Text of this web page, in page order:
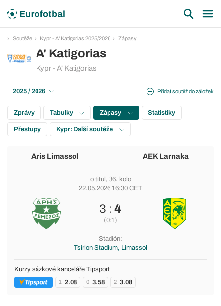
Soutěže Kypr - A' Katigorias 2025/2026 Zápasy
A' Katigorias
Kypr - A' Katigorias
Přidat soutěž do záložek
2025 / 2026
Zprávy Tabulky Zápasy Statistiky
Přestupy Kypr: Další soutěže
Aris Limassol AEK Larnaka
o titul , 36. kolo
22.05.2026 16:30 CET
3 :4
(0:1)
Stadión:
Tsirion Stadium, Limassol
Kurzy sázkové kanceláře Tipsport
1 2.08 0 3.58 2 3.08